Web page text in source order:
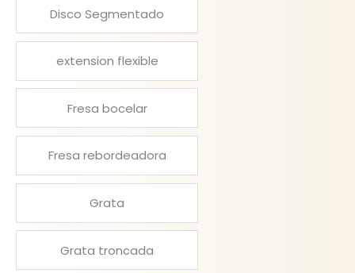
Disco Segmentado
extension flexible
Fresa bocelar
Fresa rebordeadora
Grata
Grata troncada